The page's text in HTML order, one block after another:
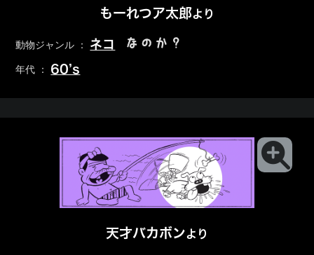
もーれつア太郎より
動物ジャンル ： ネコ なのか？
年代 ： 60’s
天才バカボンより